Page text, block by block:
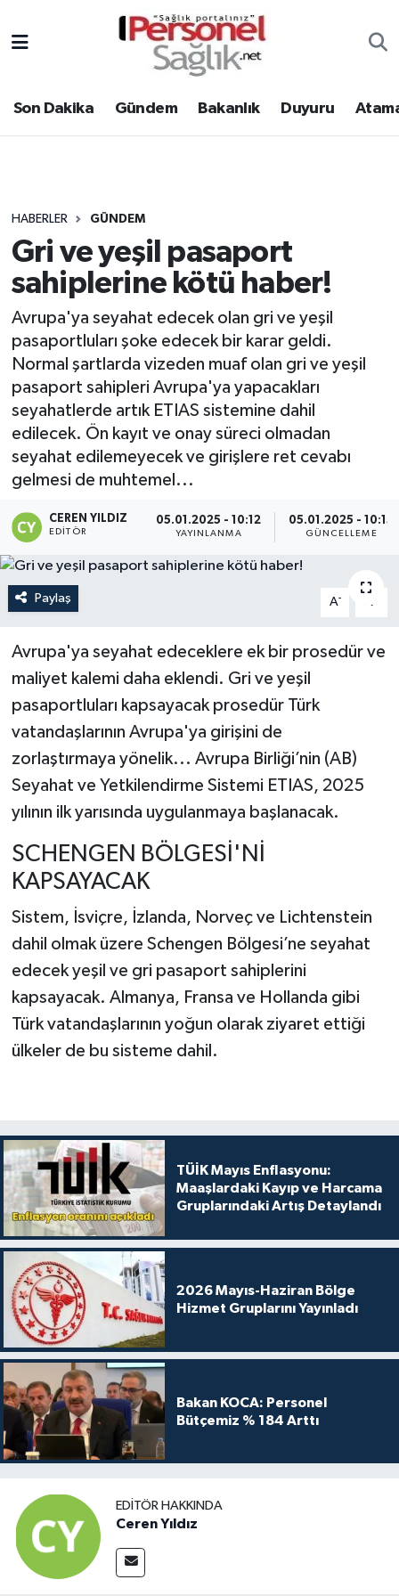
Son Dakika Gündem Bakanlık Duyuru
HABERLER GÜNDEM
Gri ve yeşil pasaport
sahiplerine kötü haber!
Avrupa'ya seyahat edecek olan gri ve yeşil
pasaportluları şoke edecek bir karar geldi.
Normal şartlarda vizeden muaf olan gri ve yeşil
pasaport sahipleri Avrupa'ya yapacakları
seyahatlerde artık ETIAS sistemine dahil
edilecek. Ön kayıt ve onay süreci olmadan
seyahat edilemeyecek ve girişlere ret cevabı
gelmesi de muhtemel...
CEREN YILDIZ
EDITÖR
05.01.2025 - 10:12
YAYINLANMA
05.01.2025 - 10:15
GÜNCELLEME
Paylaş A- A
Avrupa'ya seyahat edeceklere ek bir prosedür ve
maliyet kalemi daha eklendi. Gri ve yeşil
pasaportluları kapsayacak prosedür Türk
vatandaşlarının Avrupa'ya girişini de
zorlaştırmaya yönelik... Avrupa Birliği’nin (AB)
Seyahat ve Yetkilendirme Sistemi ETIAS, 2025
yılının ilk yarısında uygulanmaya başlanacak.
SCHENGEN BÖLGESİ'Nİ
KAPSAYACAK
Sistem, İsviçre, İzlanda, Norveç ve Lichtenstein
dahil olmak üzere Schengen Bölgesi’ne seyahat
edecek yeşil ve gri pasaport sahiplerini
kapsayacak. Almanya, Fransa ve Hollanda gibi
Türk vatandaşlarının yoğun olarak ziyaret ettiği
ülkeler de bu sisteme dahil.
TÜİK Mayıs Enflasyonu:
Maaşlardaki Kayıp ve Harcama
Gruplarındaki Artış Detaylandı
2026 Mayıs-Haziran Bölge
Hizmet Gruplarını Yayınladı
Bakan KOCA: Personel
Bütçemiz % 184 Arttı
EDITÖR HAKKINDA
Ceren Yıldız
Gündem
Atamalar
Mevzuat
Sendika
Kpss - Sınav
Nöbetçi Eczaneler
Hava Durumu
Tüm Manşetler
Son Dakika Haberleri
Haber Arşivi